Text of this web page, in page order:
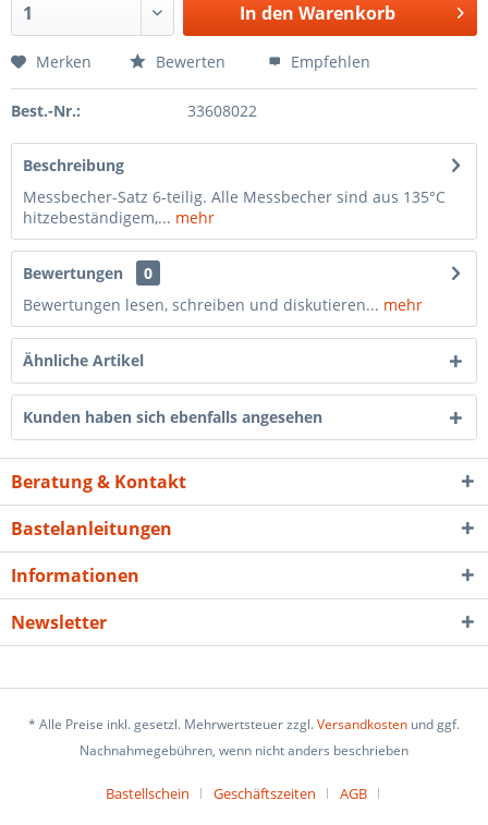
In den Warenkorb
Merken Bewerten Empfehlen
Best.-Nr.: 33608022
Beschreibung
Messbecher-Satz 6-teilig. Alle Messbecher sind aus 135°C
hitzebeständigem,... mehr
Bewertungen
0
Bewertungen lesen, schreiben und diskutieren... mehr
Ähnliche Artikel
Kunden haben sich ebenfalls angesehen
Beratung & Kontakt
Bastelanleitungen
Informationen
Newsletter
* Alle Preise inkl. gesetzl. Mehrwertsteuer zzgl.Versandkosten und ggf.
Nachnahmegebühren, wenn nicht anders beschrieben
Bastellschein Geschäftszeiten
AGB